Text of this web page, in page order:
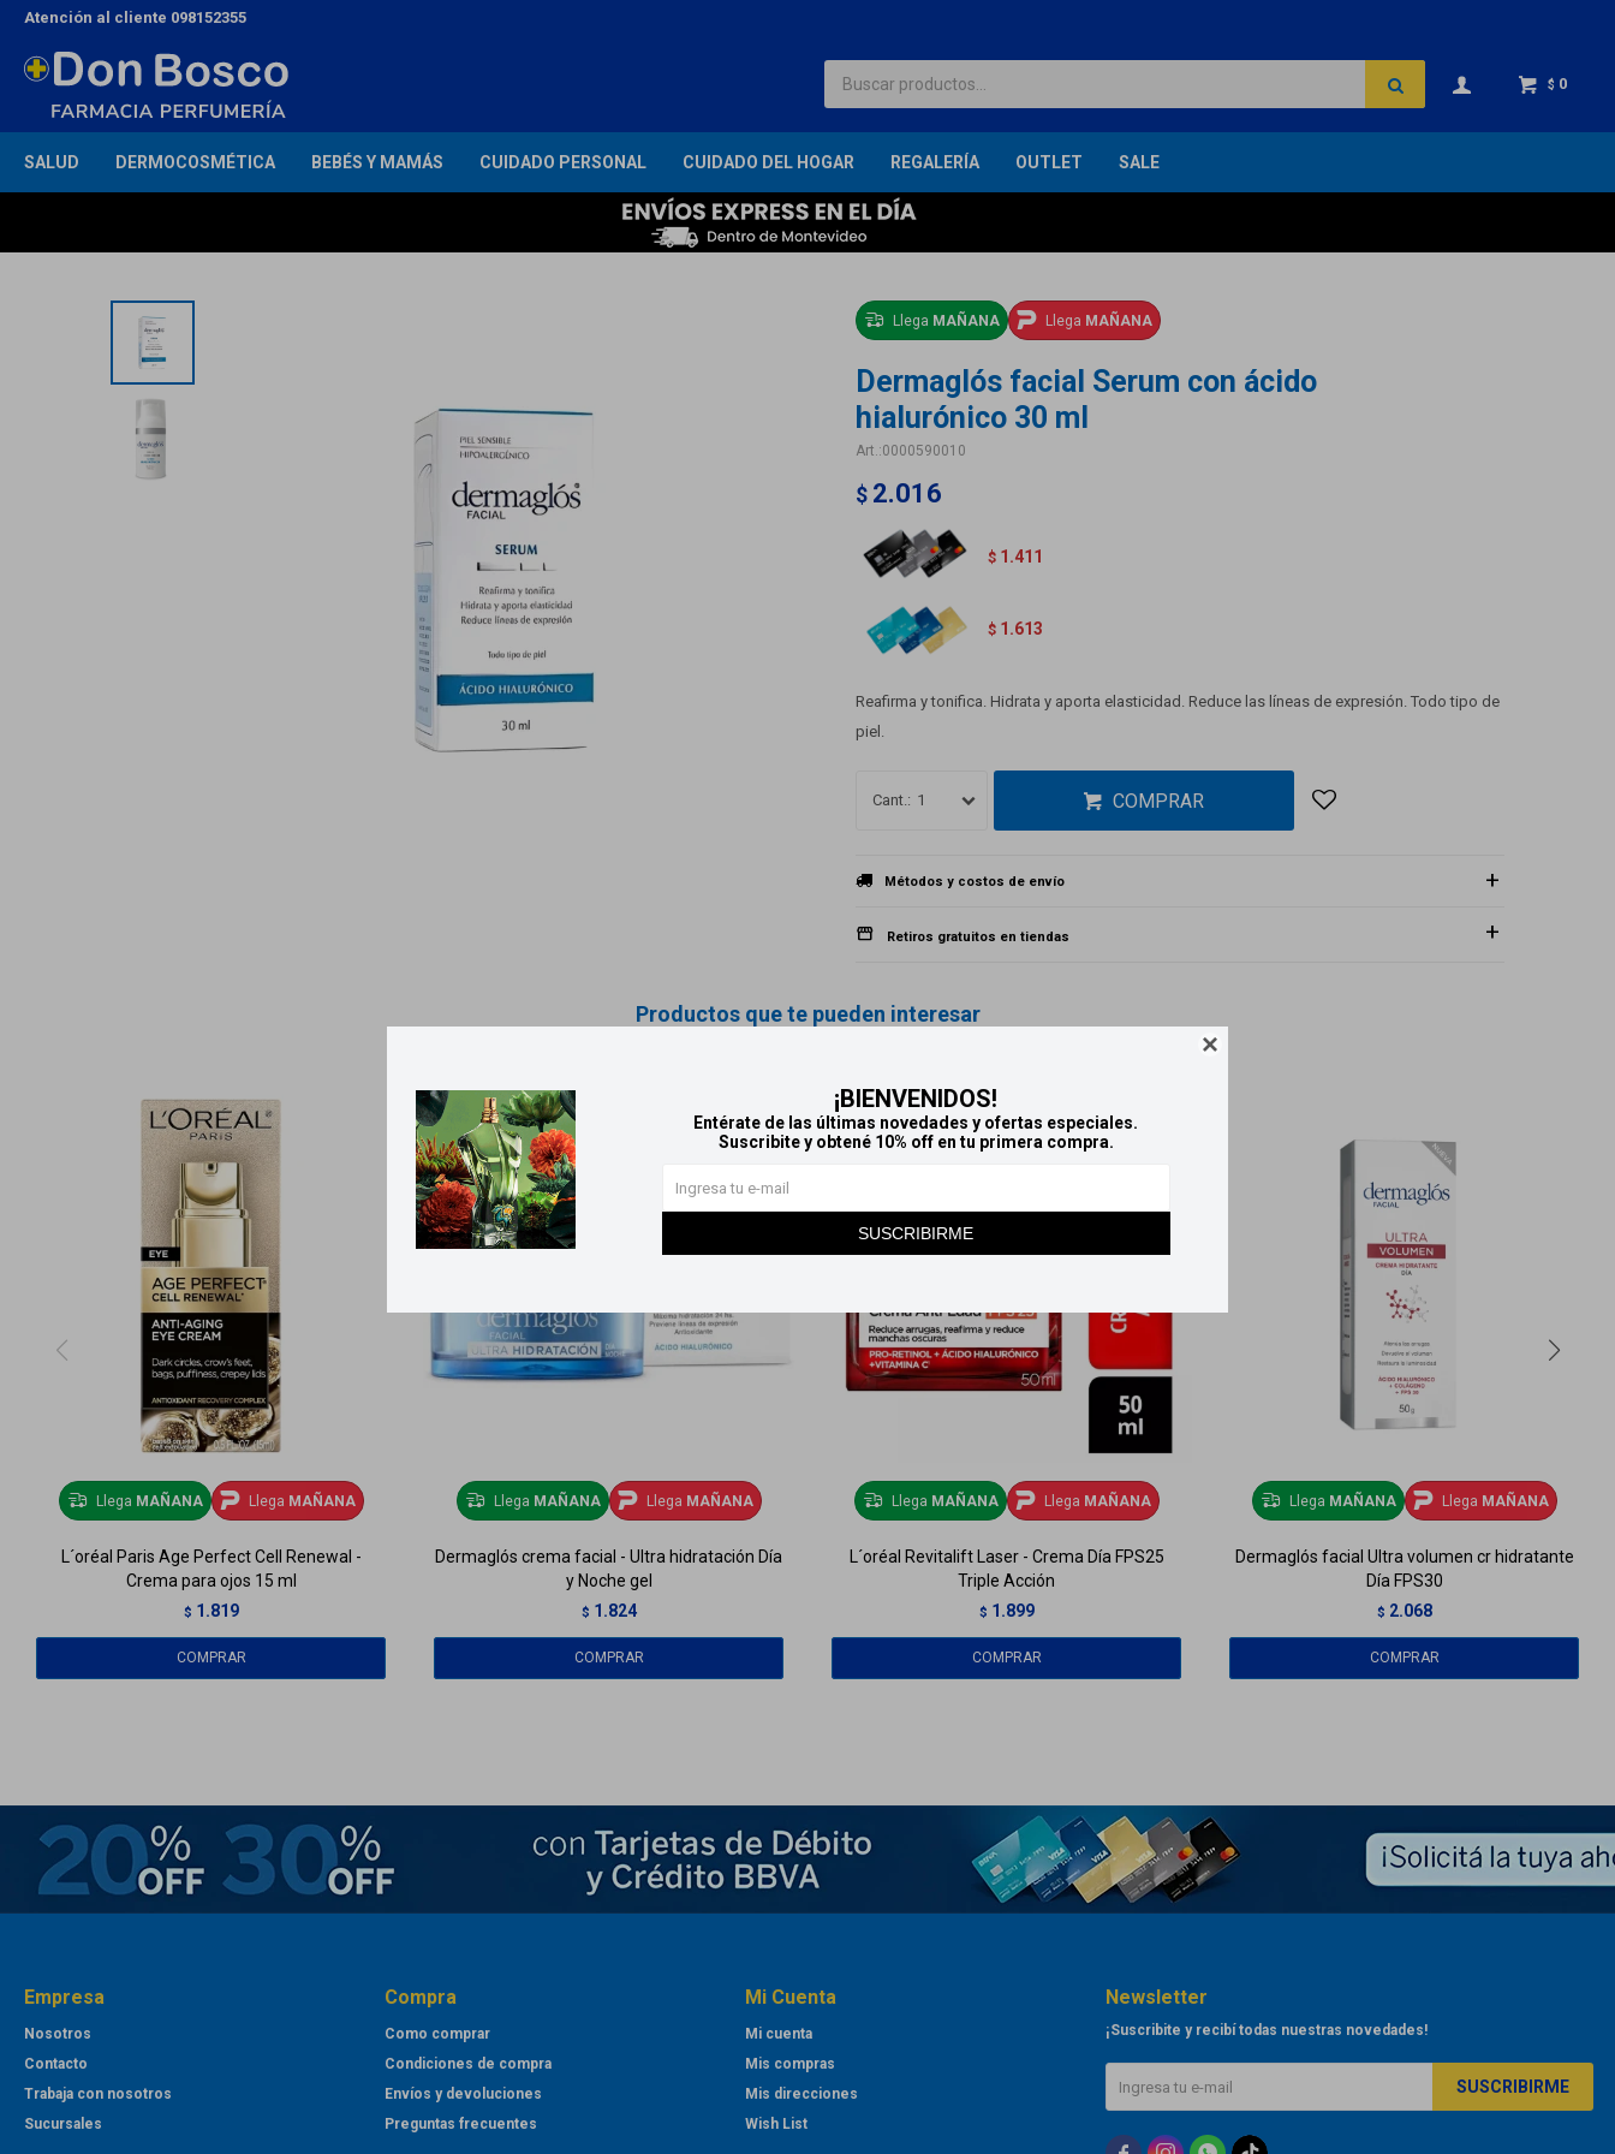

¡BIENVENIDOS!
Entérate de las últimas novedades y ofertas especiales.
Suscribite y obtené 10% off en tu primera compra.
SUSCRIBIRME
SALUD DERMOCOSMÉTICA BEBÉS Y MAMÁS CUIDADO PERSONAL CUIDADO DEL HOGAR REGALERÍA OUTLET SALE
$ 0
Atención al cliente 098152355
Llega MAÑANA Llega MAÑANA
Dermaglós facial Serum con ácido
hialurónico 30 ml
0000590010
$ 2.016
$ 1.411
$ 1.613
Reafirma y tonifica. Hidrata y aporta elasticidad. Reduce las líneas de expresión. Todo tipo de
piel.
1 COMPRAR
Métodos y costos de envío
Retiros gratuitos en tiendas
Productos que te pueden interesar
Llega MAÑANA Llega MAÑANA
L´oréal Paris Age Perfect Cell Renewal -
Crema para ojos 15 ml
$ 1.819
Llega MAÑANA Llega MAÑANA
Dermaglós crema facial - Ultra hidratación Día
y Noche gel
$ 1.824
Llega MAÑANA Llega MAÑANA
L´oréal Revitalift Laser - Crema Día FPS25
Triple Acción
$ 1.899
Llega MAÑANA Llega MAÑANA
Dermaglós facial Ultra volumen cr hidratante
Día FPS30
$ 2.068
Empresa
Nosotros
Contacto
Trabaja con nosotros
Sucursales
Compra
Como comprar
Condiciones de compra
Envíos y devoluciones
Preguntas frecuentes
Mi Cuenta
Mi cuenta
Mis compras
Mis direcciones
Wish List
Newsletter
¡Suscribite y recibí todas nuestras novedades!
SUSCRIBIRME